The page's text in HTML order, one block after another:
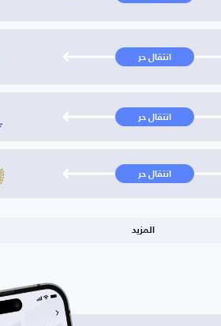
انتقال حر
انتقال حر
انتقال حر
المزيد